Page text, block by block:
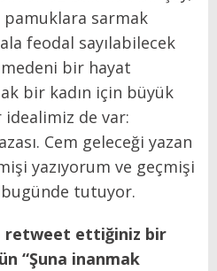
pamuklara sarmak
feodal sayılabilecek
bir hayat
bir kadın için büyük
de var:
Cem geleceği yazan
yazıyorum ve geçmişi
tutuyor.
retweet ettiğiniz bir
“Şuna inanmak